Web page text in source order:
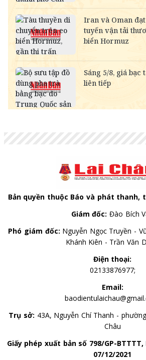
NOK
- 2,699.85
MYR
6,355.23
KWD
85,047.08
CAD
18,272.07 18,456.64
CHF
31,734.28 32,054.83
INR
HKD
3,253.47 3,286.33
Bản quyền thuộc Báo và phát thanh,
Giám đốc: Đào Bích
Phó giám đốc: Nguyễn Ngọc Truyền -
Khánh Kiên - Trần Văn
Điện thoại:
02133876977;
Email:
Trụ sở: 43A, Nguyễn Chí Thanh -
Châu
Giấy phép xuất bản số 798/GP-
07/12/2021